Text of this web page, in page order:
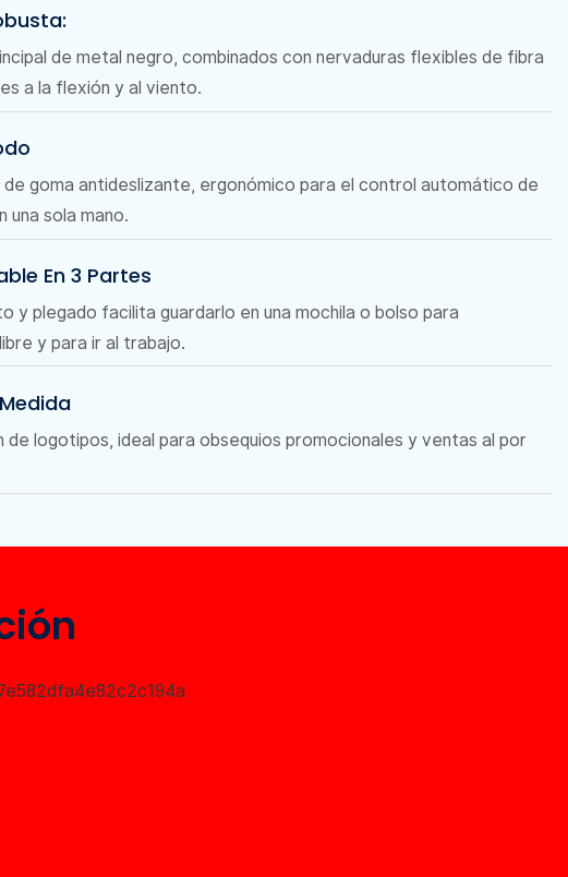
de metal negro, combinados con nervaduras flexibles de fibra
a la flexión y al viento.
goma antideslizante, ergonómico para el control automático de
sola mano.
En 3 Partes
y plegado facilita guardarlo en una mochila o bolso para
y para ir al trabajo.
de logotipos, ideal para obsequios promocionales y ventas al por